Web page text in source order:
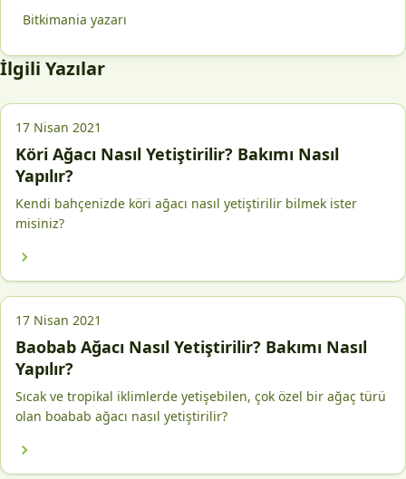
Bitkimania yazarı
İlgili Yazılar
17 Nisan 2021
Köri Ağacı Nasıl Yetiştirilir? Bakımı Nasıl
Yapılır?
Kendi bahçenizde köri ağacı nasıl yetiştirilir bilmek ister
misiniz?
17 Nisan 2021
Baobab Ağacı Nasıl Yetiştirilir? Bakımı Nasıl
Yapılır?
Sıcak ve tropikal iklimlerde yetişebilen, çok özel bir ağaç türü
olan boabab ağacı nasıl yetiştirilir?